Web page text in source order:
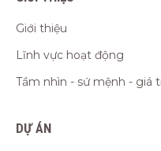
Giới thiệu
Lĩnh vực hoạt động
Tầm nhìn - sứ mệnh - giá
DỰ ÁN